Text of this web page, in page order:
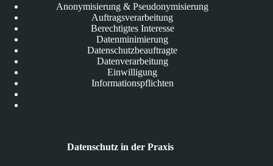
Anonymisierung & Pseudonymisierung
Auftragsverarbeitung
Berechtigtes Interesse
Datenminimierung
Datenschutzbeauftragte
Datenverarbeitung
Einwilligung
Informationspflichten
Datenschutz in der Praxis